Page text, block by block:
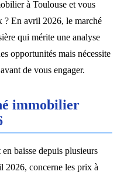
à Toulouse et vous
? En avril 2026, le marché
qui mérite une analyse
opportunités mais nécessite
de vous engager.
immobilier
baisse depuis plusieurs
2026, concerne les prix à